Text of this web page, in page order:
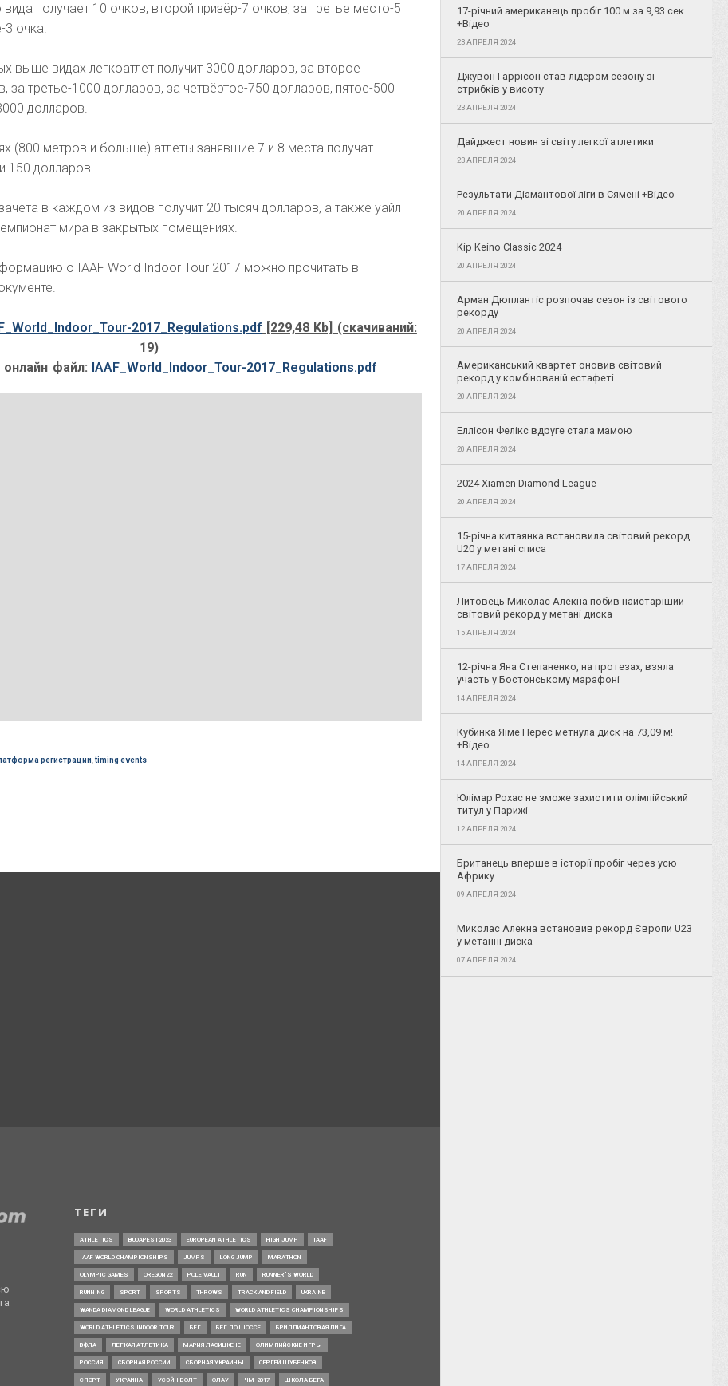
получает 10 очков, второй призёр-7 очков, за третье место-5
3 очка.
выше видах легкоатлет получит 3000 долларов, за второе
за третье-1000 долларов, за четвёртое-750 долларов, пятое-500
долларов.
(800 метров и больше) атлеты занявшие 7 и 8 места получат
150 долларов.
в каждом из видов получит 20 тысяч долларов, а также уайл
мира в закрытых помещениях.
о IAAF World Indoor Tour 2017 можно прочитать в
2017_Regulations.pdf [229,48 Kb] (cкачиваний:
19)
файл: IAAF_World_Indoor_Tour-2017_Regulations.pdf
регистрации ,timing events
17-річний американець пробіг 100 м за 9,93 сек.
+Відео
23 АПРЕЛЯ 2024
Джувон Гаррісон став лідером сезону зі
стрибків у висоту
23 АПРЕЛЯ 2024
Дайджест новин зі світу легкої атлетики
23 АПРЕЛЯ 2024
Результати Діамантової ліги в Сямені +Відео
20 АПРЕЛЯ 2024
Kip Keino Classic 2024
20 АПРЕЛЯ 2024
Арман Дюплантіс розпочав сезон із світового
рекорду
20 АПРЕЛЯ 2024
Американський квартет оновив світовий
рекорд у комбінованій естафеті
20 АПРЕЛЯ 2024
Еллісон Фелікс вдруге стала мамою
20 АПРЕЛЯ 2024
2024 Xiamen Diamond League
20 АПРЕЛЯ 2024
15-річна китаянка встановила світовий рекорд
U20 у метані списа
17 АПРЕЛЯ 2024
Литовець Миколас Алекна побив найстаріший
світовий рекорд у метані диска
15 АПРЕЛЯ 2024
12-річна Яна Степаненко, на протезах, взяла
участь у Бостонському марафоні
14 АПРЕЛЯ 2024
Кубинка Яіме Перес метнула диск на 73,09 м!
+Відео
14 АПРЕЛЯ 2024
Юлімар Рохас не зможе захистити олімпійський
титул у Парижі
12 АПРЕЛЯ 2024
Британець вперше в історії пробіг через усю
Африку
09 АПРЕЛЯ 2024
Миколас Алекна встановив рекорд Європи U23
у метанні диска
07 АПРЕЛЯ 2024
ТЕГИ
ATHLETICS BUDAPEST2023 EUROPEAN ATHLETICS HIGH JUMP IAAF
IAAF WORLD CHAMPIONSHIPS JUMPS LONG JUMP MARATHON
OLYMPIC GAMES OREGON22 POLE VAULT RUN RUNNER’S WORLD
RUNNING SPORT SPORTS THROWS TRACK AND FIELD UKRAINE
WANDA DIAMOND LEAGUE WORLD ATHLETICS WORLD ATHLETICS CHAMPIONSHIPS
WORLD ATHLETICS INDOOR TOUR БЕГ БЕГ ПО ШОССЕ БРИЛЛИАНТОВАЯ ЛИГА
ВФЛА ЛЕГКАЯ АТЛЕТИКА МАРИЯ ЛАСИЦКЕНЕ ОЛИМПИЙСКИЕ ИГРЫ
РОССИЯ СБОРНАЯ РОССИИ СБОРНАЯ УКРАИНЫ СЕРГЕЙ ШУБЕНКОВ
СПОРТ УКРАИНА УСЭЙН БОЛТ ФЛАУ ЧМ-2017 ШКОЛА БЕГА